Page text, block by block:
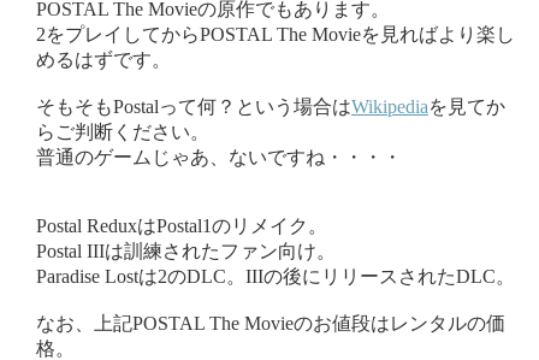
POSTAL The Movieの原作でもあります。
2をプレイしてからPOSTAL The Movieを見ればより楽し
めるはずです。
そもそもPostalって何？という場合はWikipediaを見てか
らご判断ください。
普通のゲームじゃあ、ないですね・・・・
Postal ReduxはPostal1のリメイク。
Postal IIIは訓練されたファン向け。
Paradise Lostは2のDLC。IIIの後にリリースされたDLC。
なお、上記POSTAL The Movieのお値段はレンタルの価
格。